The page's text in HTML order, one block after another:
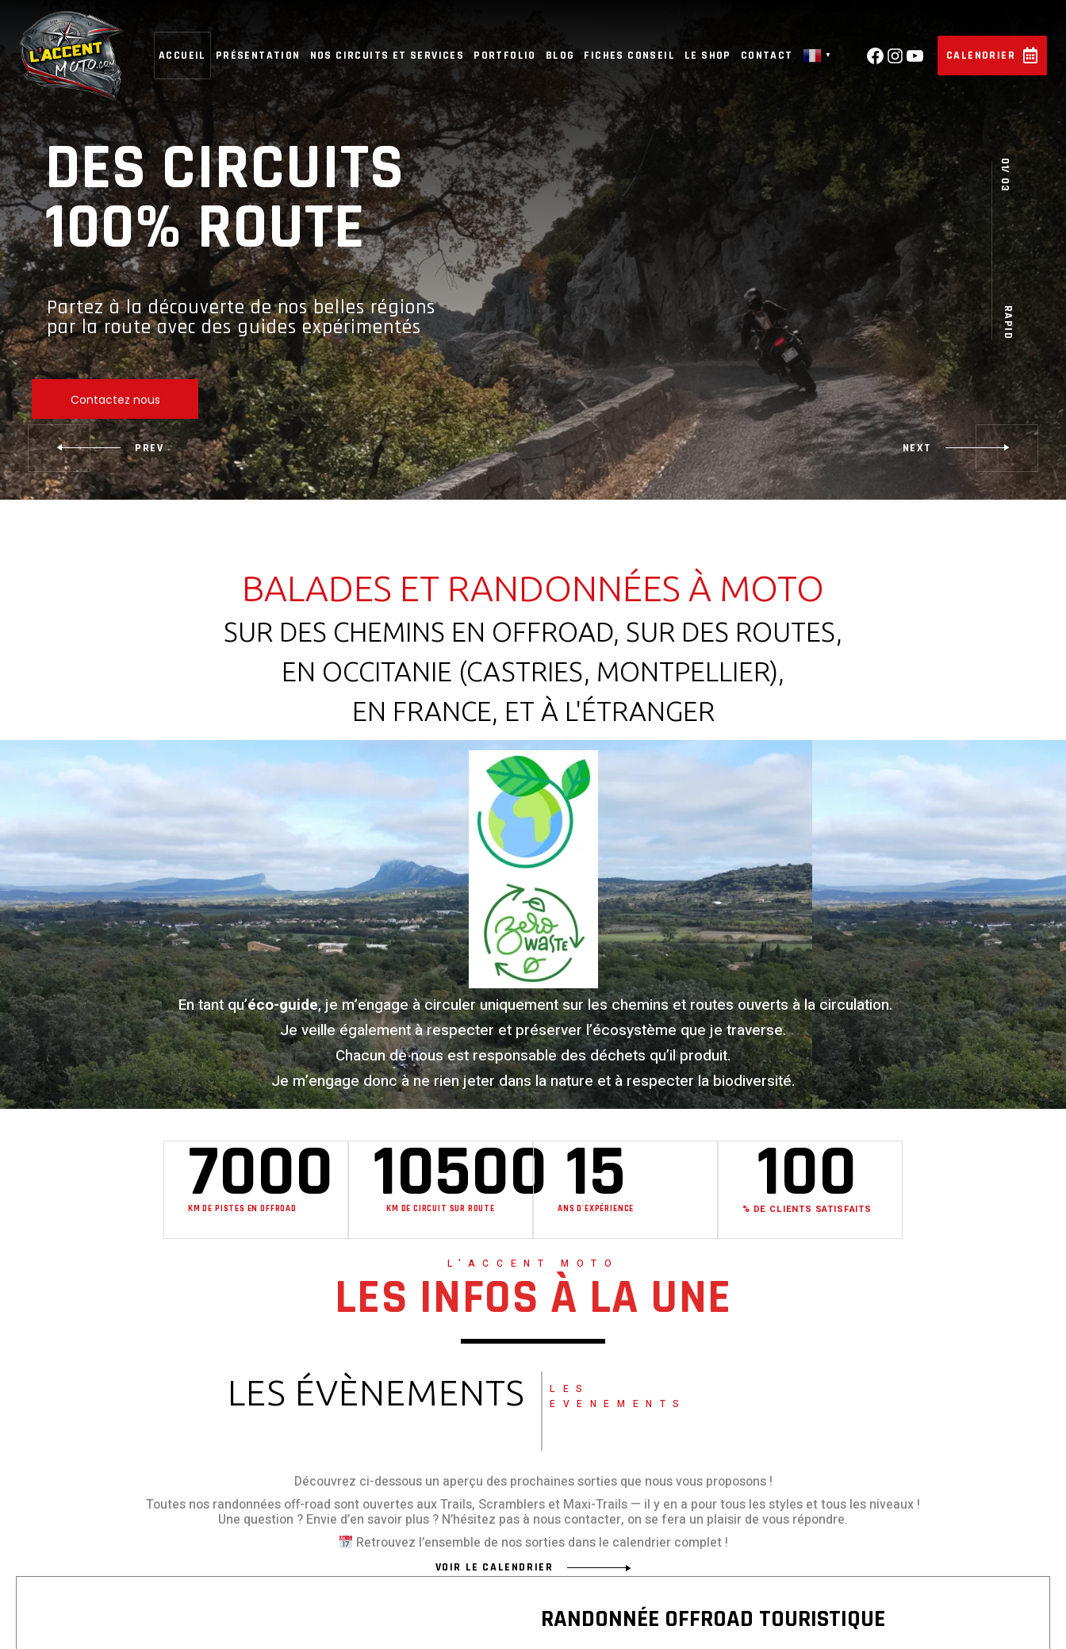
ACCUEIL PRÉSENTATION NOS CIRCUITS ET SERVICES PORTFOLIO BLOG FICHES CONSEIL LE SHOP CONTACT ▼ CALENDRIER
RAPID
DES CIRCUITS
100% ROUTE
Partez à la découverte de nos belles régions
par la route avec des guides expérimentés
Contactez nous
BALADES ET RANDONNÉES À MOTO
SUR DES CHEMINS EN OFFROAD, SUR DES ROUTES,
EN OCCITANIE (CASTRIES, MONTPELLIER),
EN FRANCE, ET À L'ÉTRANGER
En tant qu’éco-guide, je m’engage à circuler uniquement sur les chemins et routes ouverts à la circulation.
Je veille également à respecter et préserver l’écosystème que je traverse.
Chacun de nous est responsable des déchets qu’il produit.
Je m’engage donc à ne rien jeter dans la nature et à respecter la biodiversité.
KM DE PISTES EN OFFROAD
7000 KM DE CIRCUIT SUR ROUTE
10500 ANS D'EXPÉRIENCE
15 % DE CLIENTS SATISFAITS
100
L'ACCENT MOTO
LES INFOS À LA UNE
LES ÉVÈNEMENTS
LES
EVENEMENTS
Découvrez ci-dessous un aperçu des prochaines sorties que nous vous proposons !
Toutes nos randonnées off-road sont ouvertes aux Trails, Scramblers et Maxi-Trails — il y en a pour tous les styles et tous les niveaux !
Une question ? Envie d’en savoir plus ? N’hésitez pas à nous contacter, on se fera un plaisir de vous répondre.
Retrouvez l’ensemble de nos sorties dans le calendrier complet !
VOIR LE CALENDRIER
RANDONNÉE OFFROAD TOURISTIQUE